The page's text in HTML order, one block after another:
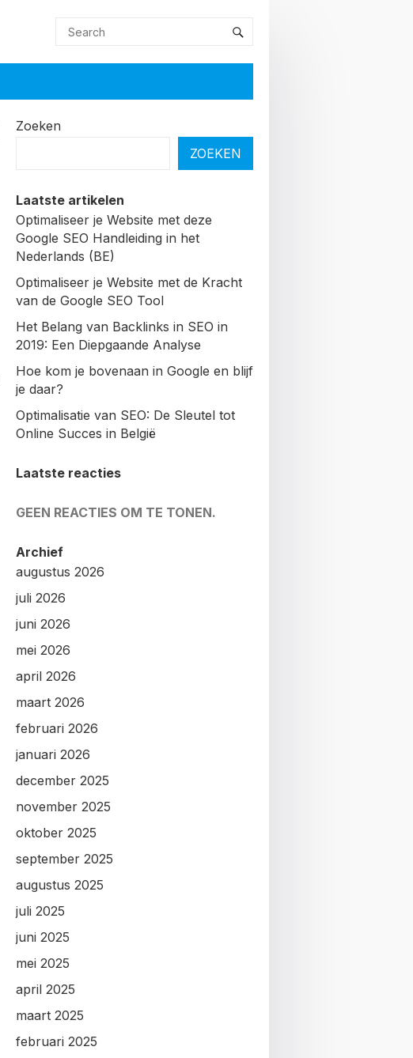
Zoeken
ZOEKEN
Laatste artikelen
Optimaliseer je Website met deze
Google SEO Handleiding in het
Nederlands (BE)
Optimaliseer je Website met de Kracht
van de Google SEO Tool
Het Belang van Backlinks in SEO in
2019: Een Diepgaande Analyse
Hoe kom je bovenaan in Google en blijf
je daar?
Optimalisatie van SEO: De Sleutel tot
Online Succes in België
Laatste reacties
GEEN REACTIES OM TE TONEN.
Archief
augustus 2026
juli 2026
juni 2026
mei 2026
april 2026
maart 2026
februari 2026
januari 2026
december 2025
november 2025
oktober 2025
september 2025
augustus 2025
juli 2025
juni 2025
mei 2025
april 2025
maart 2025
februari 2025